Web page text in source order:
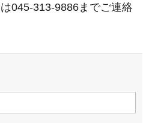
045-313-9886までご連絡